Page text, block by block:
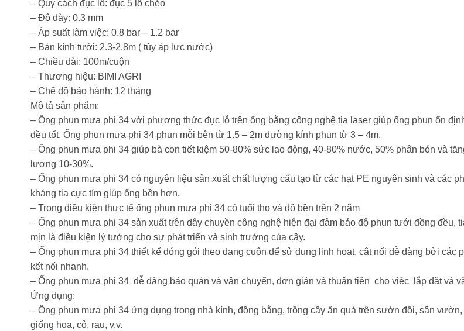
– Quy cách đục lỗ: đục 5 lỗ chéo
– Độ dày: 0.3 mm
– Áp suất làm việc: 0.8 bar – 1.2 bar
– Bán kính tưới: 2.3-2.8m ( tùy áp lực nước)
– Chiều dài: 100m/cuộn
– Thương hiệu: BIMI AGRI
– Chế độ bảo hành: 12 tháng
Mô tả sản phẩm:
– Ống phun mưa phi 34 với phương thức đục lỗ trên ống bằng công nghệ tia laser giúp ống phun ổn
đều tốt. Ống phun mưa phi 34 phun mỗi bên từ 1.5 – 2m đường kính phun từ 3 – 4m.
– Ống phun mưa phi 34 giúp bà con tiết kiệm 50-80% sức lao động, 40-80% nước, 50% phân bón và
lượng 10-30%.
– Ống phun mưa phi 34 có nguyên liệu sản xuất chất lượng cấu tạo từ các hạt PE nguyên sinh và các
kháng tia cực tím giúp ống bền hơn.
– Trong điều kiện thực tế ống phun mưa phi 34 có tuổi thọ và độ bền trên 2 năm
– Ống phun mưa phi 34 sản xuất trên dây chuyền công nghệ hiện đại đảm bảo độ phun tưới đồng đều,
mịn là điều kiện lý tưởng cho sự phát triển và sinh trưởng của cây.
– Ống phun mưa phi 34 thiết kế đóng gói theo dạng cuộn để sử dụng linh hoạt, cắt nối dễ dàng bởi các
kết nối nhanh.
– Ống phun mưa phi 34 dễ dàng bảo quản và vận chuyển, đơn giản và thuận tiện cho việc lắp đặt và
Ứng dụng:
– Ống phun mưa phi 34 ứng dụng trong nhà kính, đồng bằng, trồng cây ăn quả trên sườn đồi, sân vườn,
giống hoa, cỏ, rau, v.v.